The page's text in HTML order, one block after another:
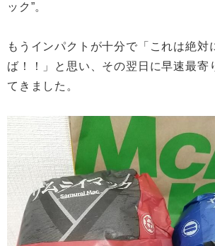
ック”。
もうインパクトが十分で「これは絶対
ば！！」と思い、その翌日に早速最寄
てきました。